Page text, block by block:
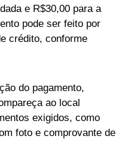
e R$30,00 para a
pode ser feito por
crédito, conforme
do pagamento,
ao local
exigidos, como
foto e comprovante de